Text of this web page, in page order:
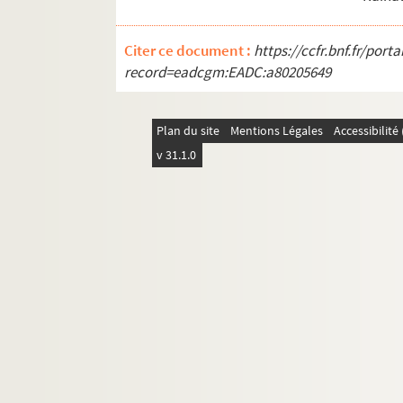
267. Textes concernant Renaud de
271. Grand sceau et petits sceaux de
276. Testament de Jean de Bourgogne
286. Descendance de Hugues, comte
Citer ce document : https://ccfr.bnf.fr/
record=eadcgm:EADC:a80205649
Plan du site Mentions Légales
v 31.1.0